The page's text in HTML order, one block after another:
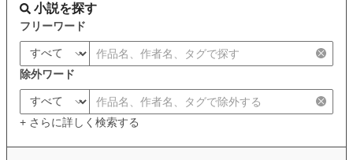
小説を探す
フリーワード
除外ワード
+ さらに詳しく検索する